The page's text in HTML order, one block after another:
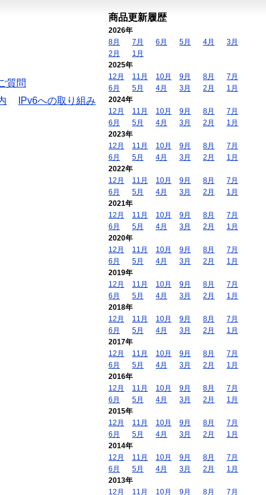
質問
IPv6への取り組み
商品更新履歴
2026年
8月
7月 6月 5月 4月
3月
2月
1月
2025年
12月
11月 10月 9月 8月
7月
6月
5月 4月 3月 2月
1月
2024年
12月
11月 10月 9月 8月
7月
6月
5月 4月 3月 2月
1月
2023年
12月
11月 10月 9月 8月
7月
6月
5月 4月 3月 2月
1月
2022年
12月
11月 10月 9月 8月
7月
6月
5月 4月 3月 2月
1月
2021年
12月
11月 10月 9月 8月
7月
6月
5月 4月 3月 2月
1月
2020年
12月
11月 10月 9月 8月
7月
6月
5月 4月 3月 2月
1月
2019年
12月
11月 10月 9月 8月
7月
6月
5月 4月 3月 2月
1月
2018年
12月
11月 10月 9月 8月
7月
6月
5月 4月 3月 2月
1月
2017年
12月
11月 10月 9月 8月
7月
6月
5月 4月 3月 2月
1月
2016年
12月
11月 10月 9月 8月
7月
6月
5月 4月 3月 2月
1月
2015年
12月
11月 10月 9月 8月
7月
6月
5月 4月 3月 2月
1月
2014年
12月
11月 10月 9月 8月
7月
6月
5月 4月 3月 2月
1月
2013年
12月
11月 10月 9月 8月 7月